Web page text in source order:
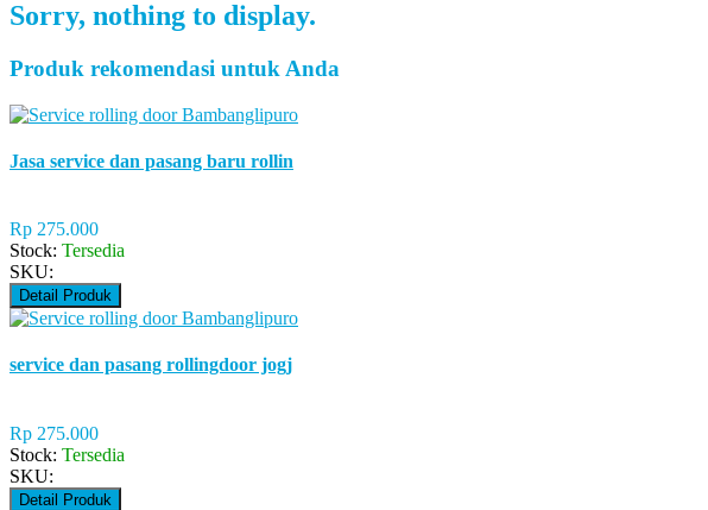
Sorry, nothing to display.
Produk rekomendasi untuk Anda
Jasa service dan pasang baru rollin
Rp 275.000
Stock: Tersedia
SKU:
Detail Produk
service dan pasang rollingdoor jogj
Rp 275.000
Stock: Tersedia
SKU:
Detail Produk